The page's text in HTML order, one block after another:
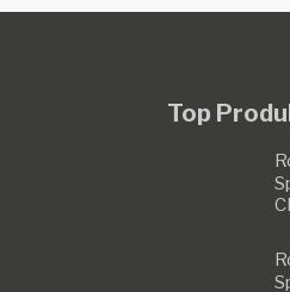
Top